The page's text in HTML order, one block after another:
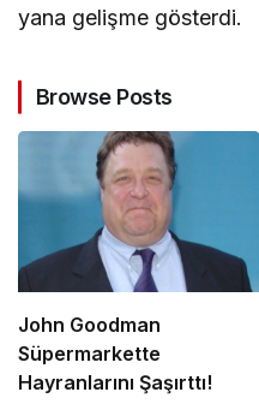
yana gelişme gösterdi.
Browse Posts
John Goodman
Süpermarkette
Hayranlarını Şaşırttı!